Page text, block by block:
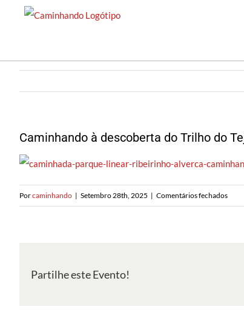
conteúdo
Caminhando à descoberta do Trilho do
Porcaminhando | Setembro 28th, 2025 | Comentários fechadosem
Partilhe este Evento!